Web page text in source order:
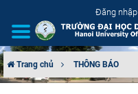
Đăng nhập
Trang chủ THÔNG BÁO